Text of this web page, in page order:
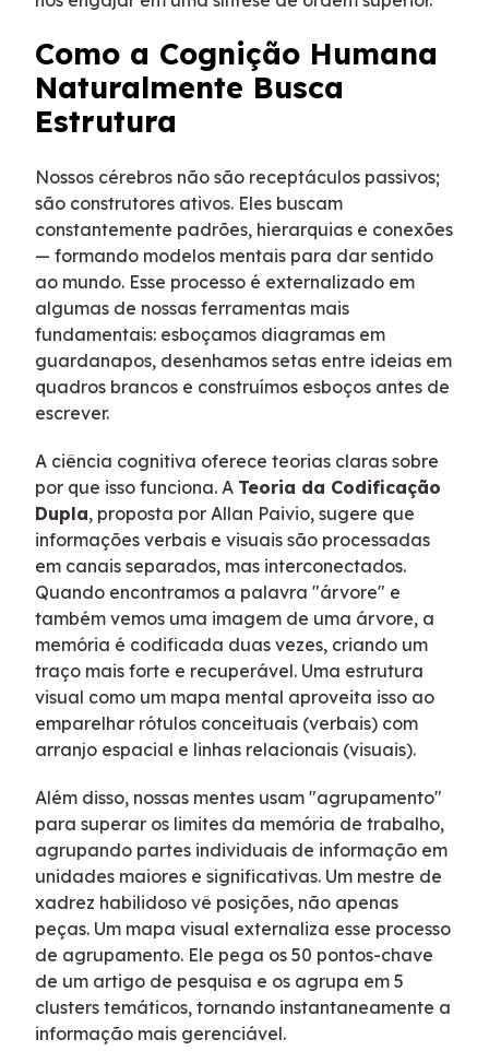
Como a Cognição Humana
Naturalmente Busca
Estrutura
Nossos cérebros não são receptáculos passivos;
são construtores ativos. Eles buscam
constantemente padrões, hierarquias e conexões
— formando modelos mentais para dar sentido
ao mundo. Esse processo é externalizado em
algumas de nossas ferramentas mais
fundamentais: esboçamos diagramas em
guardanapos, desenhamos setas entre ideias em
quadros brancos e construímos esboços antes de
escrever.
A ciência cognitiva oferece teorias claras sobre
por que isso funciona. A Teoria da Codificação
Dupla, proposta por Allan Paivio, sugere que
informações verbais e visuais são processadas
em canais separados, mas interconectados.
Quando encontramos a palavra "árvore" e
também vemos uma imagem de uma árvore, a
memória é codificada duas vezes, criando um
traço mais forte e recuperável. Uma estrutura
visual como um mapa mental aproveita isso ao
emparelhar rótulos conceituais (verbais) com
arranjo espacial e linhas relacionais (visuais).
Além disso, nossas mentes usam "agrupamento"
para superar os limites da memória de trabalho,
agrupando partes individuais de informação em
unidades maiores e significativas. Um mestre de
xadrez habilidoso vê posições, não apenas
peças. Um mapa visual externaliza esse processo
de agrupamento. Ele pega os 50 pontos-chave
de um artigo de pesquisa e os agrupa em 5
clusters temáticos, tornando instantaneamente a
informação mais gerenciável.